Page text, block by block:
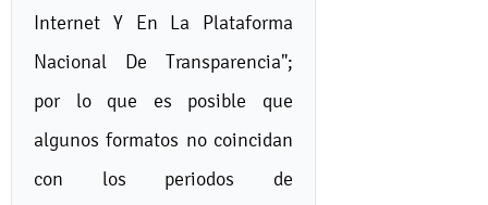
Internet Y En La Plataforma
Nacional De Transparencia";
por lo que es posible que
algunos formatos no coincidan
con los periodos de